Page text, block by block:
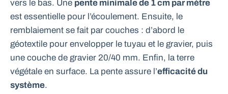
vers le bas. Une pente minimale de 1 cm par mètre
est essentielle pour l’écoulement. Ensuite, le
remblaiement se fait par couches : d’abord le
géotextile pour envelopper le tuyau et le gravier, puis
une couche de gravier 20/40 mm. Enfin, la terre
végétale en surface. La pente assure l’efficacité du
système.